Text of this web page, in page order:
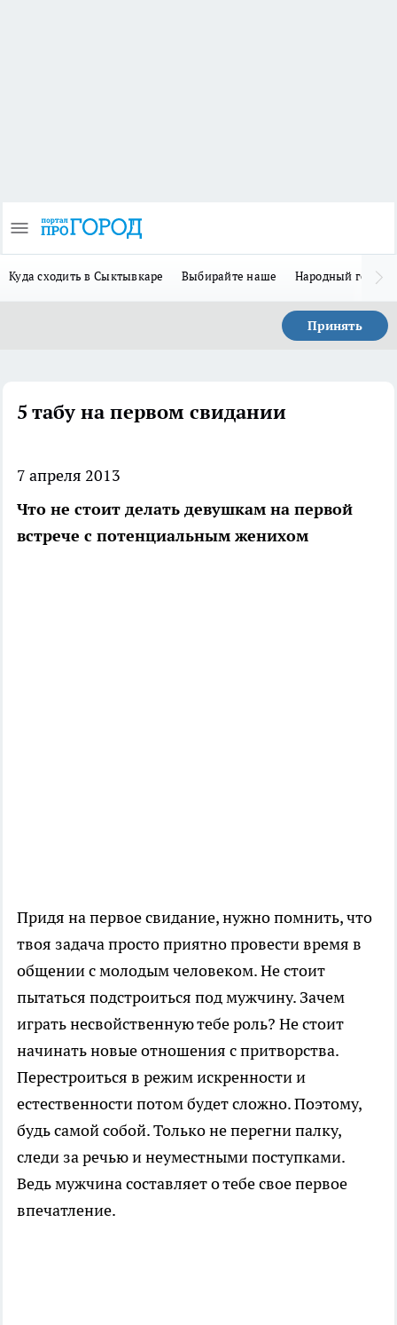
Куда сходить в Сыктывкаре Выбирайте наше Народный герой
Принять
5 табу на первом свидании
7 апреля 2013
Что не стоит делать девушкам на первой
встрече с потенциальным женихом
Придя на первое свидание, нужно помнить, что
твоя задача просто приятно провести время в
общении с молодым человеком. Не стоит
пытаться подстроиться под мужчину. Зачем
играть несвойственную тебе роль? Не стоит
начинать новые отношения с притворства.
Перестроиться в режим искренности и
естественности потом будет сложно. Поэтому,
будь самой собой. Только не перегни палку,
следи за речью и неуместными поступками.
Ведь мужчина составляет о тебе свое первое
впечатление.